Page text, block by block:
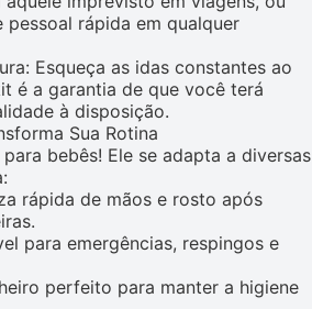
pessoal rápida em qualquer
Esqueça as idas constantes ao
é a garantia de que você terá
à disposição.
Sua Rotina
bebês! Ele se adapta a diversas
rápida de mãos e rosto após
para emergências, respingos e
perfeito para manter a higiene